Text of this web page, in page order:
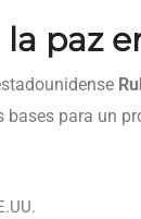
paz
bases para un